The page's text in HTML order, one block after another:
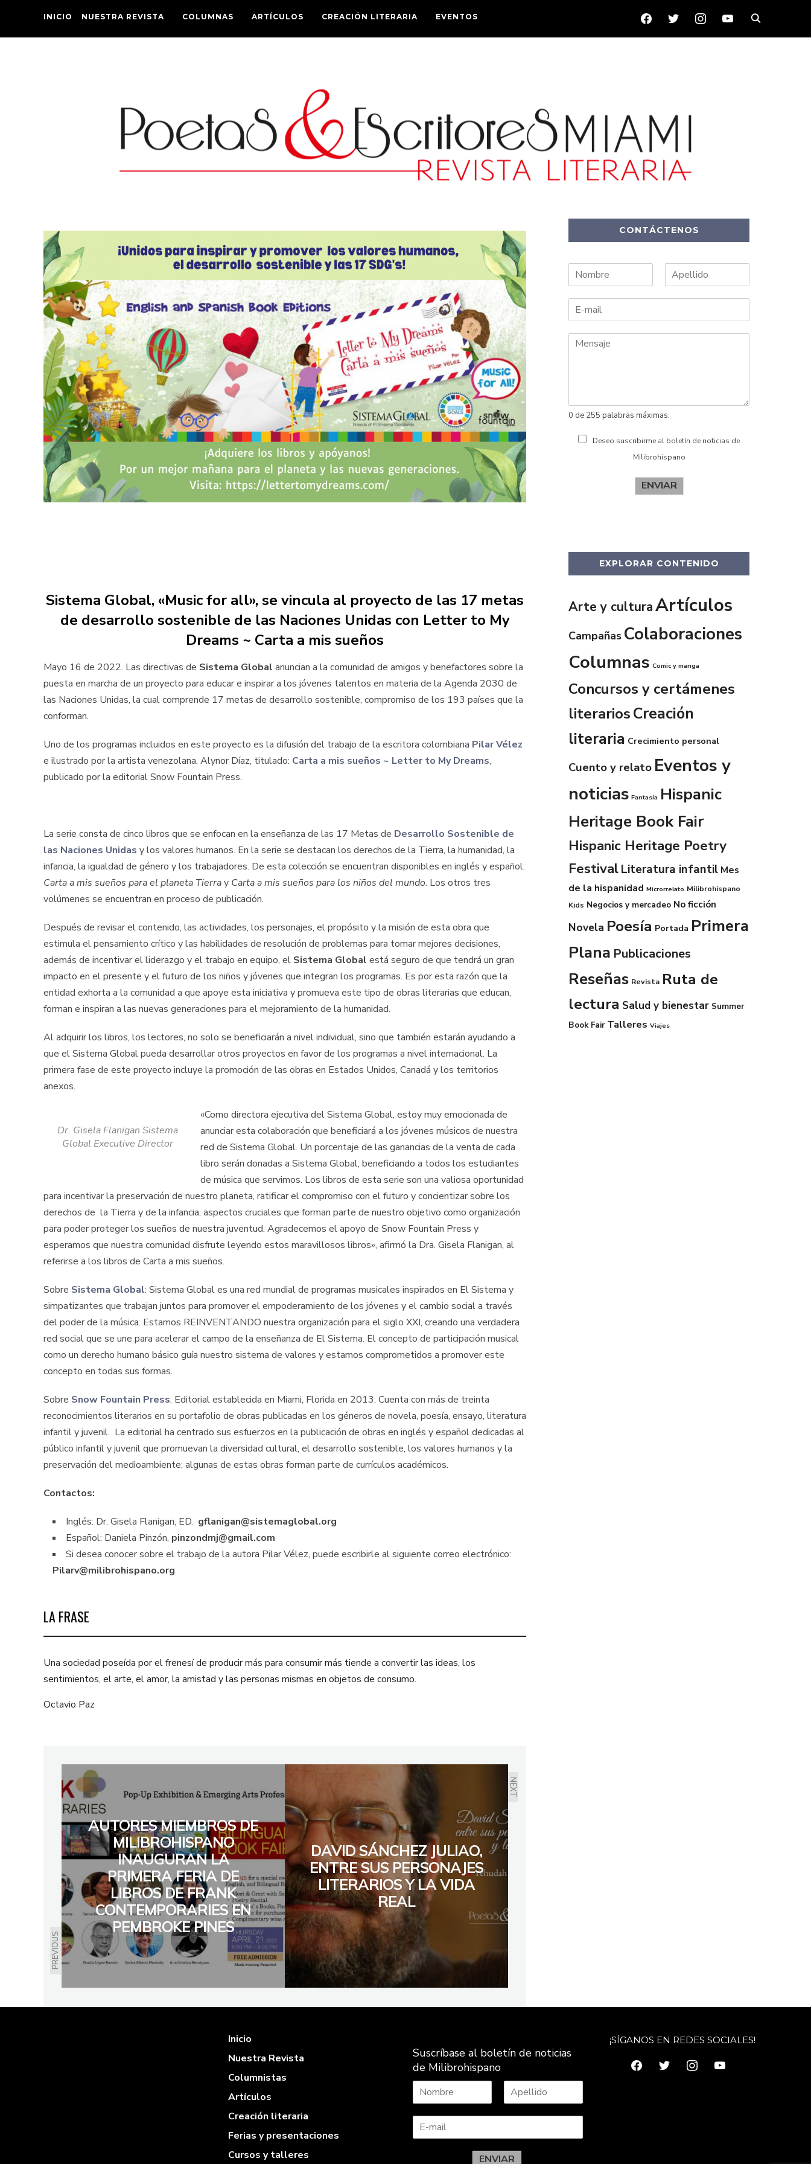
INICIO NUESTRA REVISTA COLUMNAS ARTÍCULOS CREACIÓN LITERARIA EVENTOS FACEBOOKTWITTERINSTAGRAMYOUTUBE
Sistema Global, «Music for all», se vincula al proyecto de las 17 metas
de desarrollo sostenible de las Naciones Unidas con Letter to My
Dreams ~ Carta a mis sueños
Mayo 16 de 2022. Las directivas de Sistema Global anuncian a la comunidad de amigos y benefactores sobre la
puesta en marcha de un proyecto para educar e inspirar a los jóvenes talentos en materia de la Agenda 2030 de
las Naciones Unidas, la cual comprende 17 metas de desarrollo sostenible, compromiso de los 193 países que la
conforman.
Uno de los programas incluidos en este proyecto es la difusión del trabajo de la escritora colombiana Pilar Vélez
e ilustrado por la artista venezolana, Alynor Díaz, titulado: Carta a mis sueños ~ Letter to My Dreams,
publicado por la editorial Snow Fountain Press.
La serie consta de cinco libros que se enfocan en la enseñanza de las 17 Metas de Desarrollo Sostenible de
las Naciones Unidas y los valores humanos. En la serie se destacan los derechos de la Tierra, la humanidad, la
infancia, la igualdad de género y los trabajadores. De esta colección se encuentran disponibles en inglés y español:
Carta a mis sueños para el planeta Tierray Carta a mis sueños para los niños del mundo. Los otros tres
volúmenes se encuentran en proceso de publicación.
Después de revisar el contenido, las actividades, los personajes, el propósito y la misión de esta obra que
estimula el pensamiento crítico y las habilidades de resolución de problemas para tomar mejores decisiones,
además de incentivar el liderazgo y el trabajo en equipo, el Sistema Global está seguro de que tendrá un gran
impacto en el presente y el futuro de los niños y jóvenes que integran los programas. Es por esta razón que la
entidad exhorta a la comunidad a que apoye esta iniciativa y promueva este tipo de obras literarias que educan,
forman e inspiran a las nuevas generaciones para el mejoramiento de la humanidad.
Al adquirir los libros, los lectores, no solo se beneficiarán a nivel individual, sino que también estarán ayudando a
que el Sistema Global pueda desarrollar otros proyectos en favor de los programas a nivel internacional. La
primera fase de este proyecto incluye la promoción de las obras en Estados Unidos, Canadá y los territorios
anexos.
Dr. Gisela Flanigan Sistema
Global Executive Director
«Como directora ejecutiva del Sistema Global, estoy muy emocionada de
anunciar esta colaboración que beneficiará a los jóvenes músicos de nuestra
red de Sistema Global. Un porcentaje de las ganancias de la venta de cada
libro serán donadas a Sistema Global, beneficiando a todos los estudiantes
de música que servimos. Los libros de esta serie son una valiosa oportunidad
para incentivar la preservación de nuestro planeta, ratificar el compromiso con el futuro y concientizar sobre los
derechos de la Tierra y de la infancia, aspectos cruciales que forman parte de nuestro objetivo como organización
para poder proteger los sueños de nuestra juventud. Agradecemos el apoyo de Snow Fountain Press y
esperamos que nuestra comunidad disfrute leyendo estos maravillosos libros», afirmó la Dra. Gisela Flanigan, al
referirse a los libros de Carta a mis sueños.
Sobre Sistema Global: Sistema Global es una red mundial de programas musicales inspirados en El Sistema y
simpatizantes que trabajan juntos para promover el empoderamiento de los jóvenes y el cambio social a través
del poder de la música. Estamos REINVENTANDO nuestra organización para el siglo XXI, creando una verdadera
red social que se une para acelerar el campo de la enseñanza de El Sistema. El concepto de participación musical
como un derecho humano básico guía nuestro sistema de valores y estamos comprometidos a promover este
concepto en todas sus formas.
Sobre Snow Fountain Press: Editorial establecida en Miami, Florida en 2013. Cuenta con más de treinta
reconocimientos literarios en su portafolio de obras publicadas en los géneros de novela, poesía, ensayo, literatura
infantil y juvenil. La editorial ha centrado sus esfuerzos en la publicación de obras en inglés y español dedicadas al
público infantil y juvenil que promuevan la diversidad cultural, el desarrollo sostenible, los valores humanos y la
preservación del medioambiente; algunas de estas obras forman parte de currículos académicos.
Contactos:
Inglés: Dr. Gisela Flanigan, ED. gflanigan@sistemaglobal.org
Español: Daniela Pinzón, pinzondmj@gmail.com
Si desea conocer sobre el trabajo de la autora Pilar Vélez, puede escribirle al siguiente correo electrónico:
Pilarv@milibrohispano.org
LA FRASE
Una sociedad poseída por el frenesí de producir más para consumir más tiende a convertir las ideas, los
sentimientos, el arte, el amor, la amistad y las personas mismas en objetos de consumo.
Octavio Paz
PREVIOUS
AUTORES MIEMBROS DE
MILIBROHISPANO
INAUGURAN LA
PRIMERA FERIA DE
LIBROS DE FRANK
CONTEMPORARIES EN
PEMBROKE PINES
NEXT
DAVID SÁNCHEZ JULIAO,
ENTRE SUS PERSONAJES
LITERARIOS Y LA VIDA
REAL
CONTÁCTENOS
o
b
p
l
0 de 255 palabras máximas.
Deseo suscribirme al boletín de noticias de
Milibrohispano
ENVIAR
EXPLORAR CONTENIDO
Arte y culturaArtículos
Campañas Colaboraciones
Columnas Comic y manga
Concursos y certámenes
literariosCreación
literaria Crecimiento personal
Cuento y relato Eventos y
noticias Fantasía Hispanic
Heritage Book Fair
Hispanic Heritage Poetry
FestivalLiteratura infantil Mes
de la hispanidad Microrrelato Milibrohispano
Kids Negocios y mercadeo No ficción
Novela Poesía Portada Primera
Plana Publicaciones
Reseñas Revista Ruta de
lectura Salud y bienestar Summer
Book Fair Talleres Viajes
Inicio
Nuestra Revista
Columnistas
Artículos
Creación literaria
Ferias y presentaciones
Cursos y talleres
Suscríbase al boletín de noticias
de Milibrohispano
o
b
p
l
i
ENVIAR
¡SÍGANOS EN REDES SOCIALES!
facebooktwitterinstagramyoutube